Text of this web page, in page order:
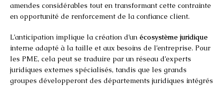
amendes considérables tout en transformant cette contrainte
en opportunité de renforcement de la confiance client.
L’anticipation implique la création d’un écosystème juridique
interne adapté à la taille et aux besoins de l’entreprise. Pour
les PME, cela peut se traduire par un réseau d’experts
juridiques externes spécialisés, tandis que les grands
groupes développeront des départements juridiques intégrés